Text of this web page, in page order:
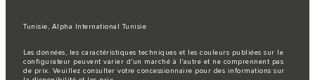
Tunisie, Alpha International Tunisie
Les données, les caractéristiques techniques et les couleurs publiées sur le
configurateur peuvent varier d'un marché à l'autre et ne comprennent pas
de prix. Veuillez consulter votre concessionnaire pour des informations sur